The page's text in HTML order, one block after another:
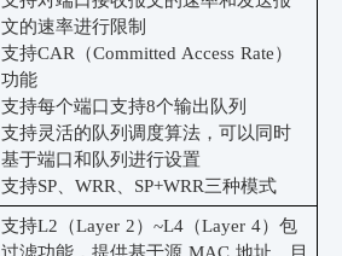
文的速率进行限制
支持CAR（Committed Access Rate）
功能
支持每个端口支持8个输出队列
支持灵活的队列 调度算法，可以同时
基于端口和队列进行设置
支持SP、WRR、SP+WRR三种模式
支持L2（Layer 2）~L4（Layer 4）包